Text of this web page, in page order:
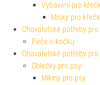
Vybavení pro
Misky pro
Chovatelské potřeby
Péče o kočku
Chovatelské potřeby
Oblečky pro psy
Mikiny pro psy